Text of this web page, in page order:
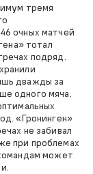
тремя
очных матчей
тотал
подряд.
дважды за
одного мяча.
«Гронинген»
не забивал
при проблемах
может